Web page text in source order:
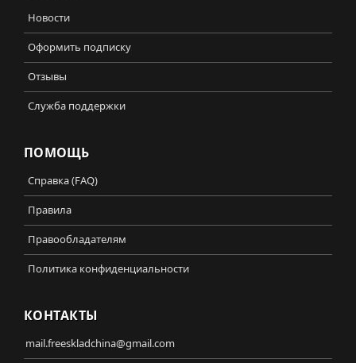
Новости
Оформить подписку
Отзывы
Служба поддержки
ПОМОЩЬ
Справка (FAQ)
Правила
Правообладателям
Политика конфиденциальности
КОНТАКТЫ
mail.freeskladchina@gmail.com